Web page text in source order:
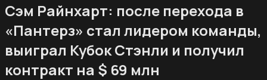
Сэм Райнхарт: после перехода в
«Пантерз» стал лидером команды,
выиграл Кубок Стэнли и получил
контракт на $ 69 млн